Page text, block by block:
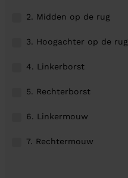
2. Midden op de rug
3. Hoogachter op de rug
4. Linkerborst
5. Rechterborst
6. Linkermouw
7. Rechtermouw